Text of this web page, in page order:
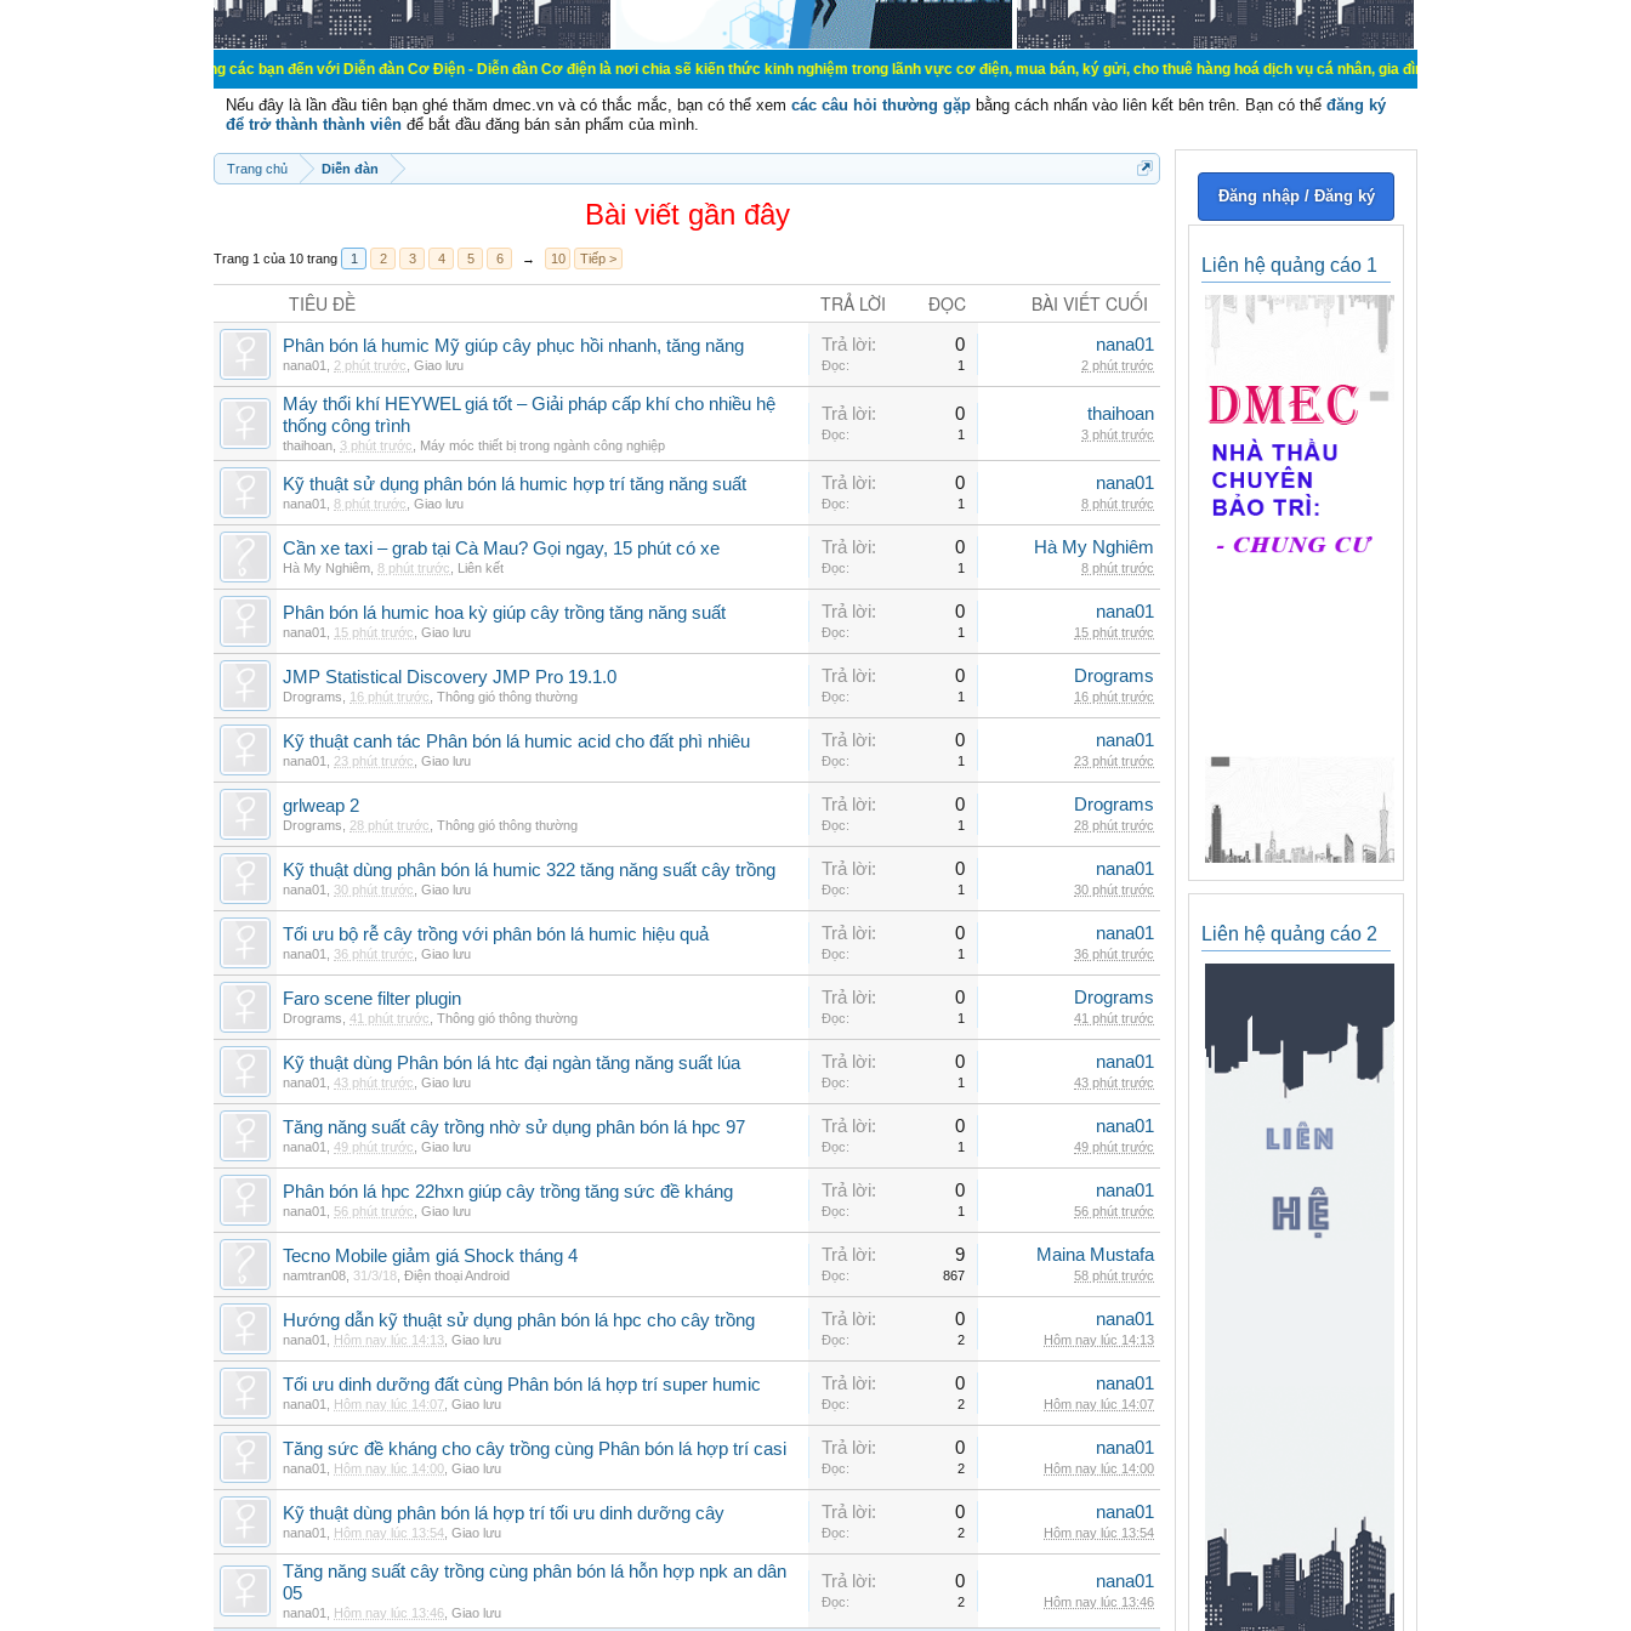
Chào mừng các bạn đến với Diễn đàn Cơ Điện - Diễn đàn Cơ điện là nơi chia sẽ kiến thức kinh nghiệm trong lãnh vực cơ điện, mua bán, ký gửi, cho thuê hàng hoá dịch vụ cá nhân, gia đình. Mua bán, ký gửi, cho thuê thiết bị
Nếu đây là lần đầu tiên bạn ghé thăm dmec.vn và có thắc mắc, bạn có thể xem các câu hỏi thường gặp bằng cách nhấn vào liên kết bên trên. Bạn có thể đăng ký
để trở thành thành viên để bắt đầu đăng bán sản phẩm của mình.
Trang chủ Diễn đàn
Bài viết gần đây
Trang 1 của 10 trang 1 2 3 4 5 6 → 10 Tiếp >
TIÊU ĐỀ TRẢ LỜI ĐỌC BÀI VIẾT CUỐI
Phân bón lá humic Mỹ giúp cây phục hồi nhanh, tăng năng
nana01 2 phút trước Giao lưu
Trả lời: 0
Đọc: 1
nana01
2 phút trước
Máy thổi khí HEYWEL giá tốt – Giải pháp cấp khí cho nhiều hệ
thống công trình
thaihoan 3 phút trước Máy móc thiết bị trong ngành công nghiệp
Trả lời: 0
Đọc: 1
thaihoan
3 phút trước
Kỹ thuật sử dụng phân bón lá humic hợp trí tăng năng suất
nana01 8 phút trước Giao lưu
Trả lời: 0
Đọc: 1
nana01
8 phút trước
Cần xe taxi – grab tại Cà Mau? Gọi ngay, 15 phút có xe
Hà My Nghiêm 8 phút trước Liên kết
Trả lời: 0
Đọc: 1
Hà My Nghiêm
8 phút trước
Phân bón lá humic hoa kỳ giúp cây trồng tăng năng suất
nana01 15 phút trước Giao lưu
Trả lời: 0
Đọc: 1
nana01
15 phút trước
JMP Statistical Discovery JMP Pro 19.1.0
Drograms 16 phút trước Thông gió thông thường
Trả lời: 0
Đọc: 1
Drograms
16 phút trước
Kỹ thuật canh tác Phân bón lá humic acid cho đất phì nhiêu
nana01 23 phút trước Giao lưu
Trả lời: 0
Đọc: 1
nana01
23 phút trước
grlweap 2
Drograms 28 phút trước Thông gió thông thường
Trả lời: 0
Đọc: 1
Drograms
28 phút trước
Kỹ thuật dùng phân bón lá humic 322 tăng năng suất cây trồng
nana01 30 phút trước Giao lưu
Trả lời: 0
Đọc: 1
nana01
30 phút trước
Tối ưu bộ rễ cây trồng với phân bón lá humic hiệu quả
nana01 36 phút trước Giao lưu
Trả lời: 0
Đọc: 1
nana01
36 phút trước
Faro scene filter plugin
Drograms 41 phút trước Thông gió thông thường
Trả lời: 0
Đọc: 1
Drograms
41 phút trước
Kỹ thuật dùng Phân bón lá htc đại ngàn tăng năng suất lúa
nana01 43 phút trước Giao lưu
Trả lời: 0
Đọc: 1
nana01
43 phút trước
Tăng năng suất cây trồng nhờ sử dụng phân bón lá hpc 97
nana01 49 phút trước Giao lưu
Trả lời: 0
Đọc: 1
nana01
49 phút trước
Phân bón lá hpc 22hxn giúp cây trồng tăng sức đề kháng
nana01 56 phút trước Giao lưu
Trả lời: 0
Đọc: 1
nana01
56 phút trước
Tecno Mobile giảm giá Shock tháng 4
namtran08 31/3/18 Điện thoại Android
Trả lời: 9
Đọc: 867
Maina Mustafa
58 phút trước
Hướng dẫn kỹ thuật sử dụng phân bón lá hpc cho cây trồng
nana01 Hôm nay lúc 14:13 Giao lưu
Trả lời: 0
Đọc: 2
nana01
Hôm nay lúc 14:13
Tối ưu dinh dưỡng đất cùng Phân bón lá hợp trí super humic
nana01 Hôm nay lúc 14:07 Giao lưu
Trả lời: 0
Đọc: 2
nana01
Hôm nay lúc 14:07
Tăng sức đề kháng cho cây trồng cùng Phân bón lá hợp trí casi
nana01 Hôm nay lúc 14:00 Giao lưu
Trả lời: 0
Đọc: 2
nana01
Hôm nay lúc 14:00
Kỹ thuật dùng phân bón lá hợp trí tối ưu dinh dưỡng cây
nana01 Hôm nay lúc 13:54 Giao lưu
Trả lời: 0
Đọc: 2
nana01
Hôm nay lúc 13:54
Tăng năng suất cây trồng cùng phân bón lá hỗn hợp npk an dân
05
nana01 Hôm nay lúc 13:46 Giao lưu
Trả lời: 0
Đọc: 2
nana01
Hôm nay lúc 13:46
Đăng nhập / Đăng ký
Liên hệ quảng cáo 1
Liên hệ quảng cáo 2